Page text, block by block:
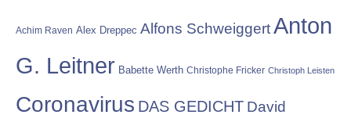
Achim Raven Alex Dreppec Alfons SchweiggertAnton
G. Leitner Babette Werth Christophe Fricker Christoph Leisten
Coronavirus DAS GEDICHT David